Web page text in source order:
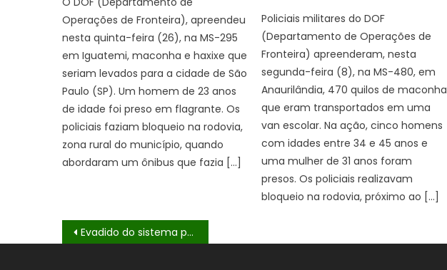
Operações de Fronteira), apreendeu
nesta quinta-feira (26), na MS-295
em Iguatemi, maconha e haxixe que
seriam levados para a cidade de São
Paulo (SP). Um homem de 23 anos
de idade foi preso em flagrante. Os
policiais faziam bloqueio na rodovia,
zona rural do município, quando
abordaram um ônibus que fazia […]
Policiais militares do DOF
(Departamento de Operações de
Fronteira) apreenderam, nesta
segunda-feira (8), na MS-480, em
Anaurilândia, 470 quilos de maconha
que eram transportados em uma
van escolar. Na ação, cinco homens
com idades entre 34 e 45 anos e
uma mulher de 31 anos foram
presos. Os policiais realizavam
bloqueio na rodovia, próximo ao […]
Navegação
Evadido do sistema prisional é recapturado pelo DOF em Ponta Porã